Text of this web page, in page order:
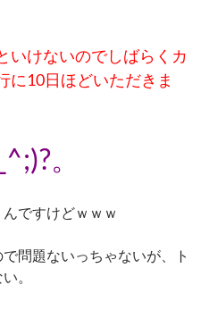
いけないのでしばらくカ
に10日ほどいただきま
。
ですけどｗｗｗ
問題ないっちゃないが、ト
。